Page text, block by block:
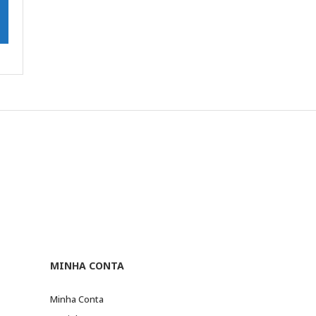
MINHA CONTA
Minha Conta